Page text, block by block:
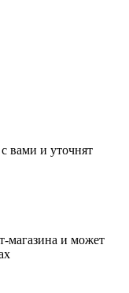
вами и уточнят
магазина и может